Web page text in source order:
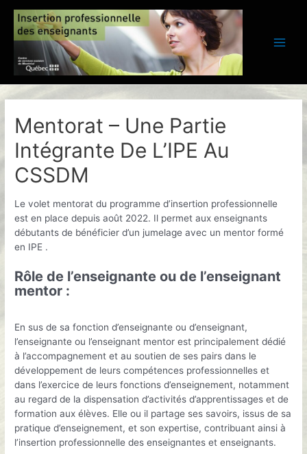
contenu
Mentorat – Une Partie
Intégrante De L’IPE Au
CSSDM
Le volet mentorat du programme d’insertion professionnelle
est en place depuis août 2022. Il permet aux enseignants
débutants de bénéficier d’un jumelage avec un mentor formé
en IPE .
Rôle de l’enseignante ou de l’enseignant
mentor :
En sus de sa fonction d’enseignante ou d’enseignant,
l’enseignante ou l’enseignant mentor est principalement dédié
à l’accompagnement et au soutien de ses pairs dans le
développement de leurs compétences professionnelles et
dans l’exercice de leurs fonctions d’enseignement, notamment
au regard de la dispensation d’activités d’apprentissages et de
formation aux élèves. Elle ou il partage ses savoirs, issus de sa
pratique d’enseignement, et son expertise, contribuant ainsi à
l’insertion professionnelle des enseignantes et enseignants.